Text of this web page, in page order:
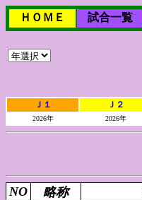
ＨＯＭＥ 試合一覧
Ｊ１ Ｊ２
2026年 2026年
NO 略称